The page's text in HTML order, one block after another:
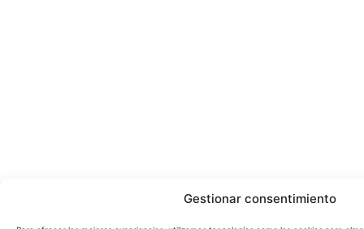
Gestionar consentimiento